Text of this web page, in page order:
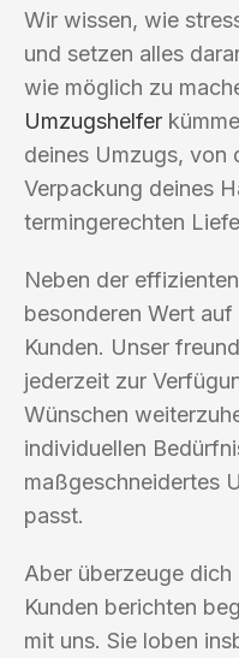
Wir wissen, wie
und setzen alles
wie möglich zu
Umzugshelfer
deines Umzugs, von
Verpackung deines
termingerechten
Neben der
besonderen Wert
Kunden. Unser
jederzeit zur
Wünschen
individuellen
maßgeschneidertes
passt.
Aber überzeuge
Kunden berichten
mit uns. Sie loben